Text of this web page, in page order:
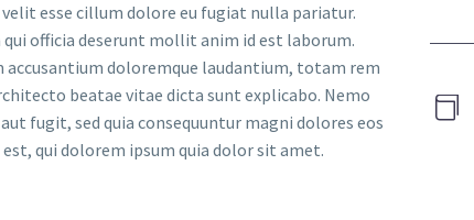
esse cillum dolore eu fugiat nulla pariatur.
officia deserunt mollit anim id est laborum.
doloremque laudantium, totam rem
beatae vitae dicta sunt explicabo. Nemo
fugit, sed quia consequuntur magni dolores eos
qui dolorem ipsum quia dolor sit amet.

